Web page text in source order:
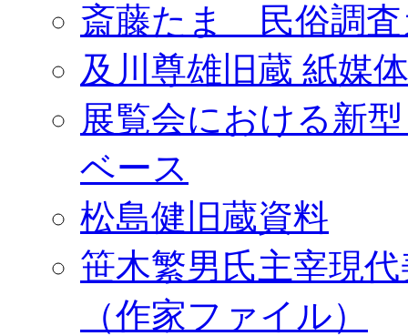
斎藤たま 民俗調査
及川尊雄旧蔵 紙媒
展覧会における新
ベース
松島健旧蔵資料
笹木繁男氏主宰現
（作家ファイル）